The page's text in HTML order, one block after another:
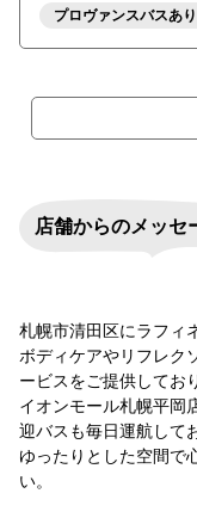
プロヴァンスバスあり
店舗からのメッセ
札幌市清田区にラフィ
ボディケアやリフレク
ービスをご提供してお
イオンモール札幌平岡
迎バスも毎日運航して
ゆったりとした空間で
い。